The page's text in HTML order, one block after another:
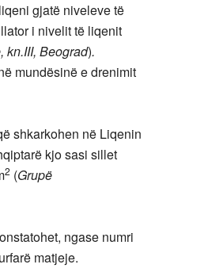
gjatë niveleve të
i nivelit të liqenit
kn.III, Beograd).
mundësinë e drenimit
shkarkohen në Liqenin
kjo sasi sillet
2 (Grupë
ngase numri
matjeje.